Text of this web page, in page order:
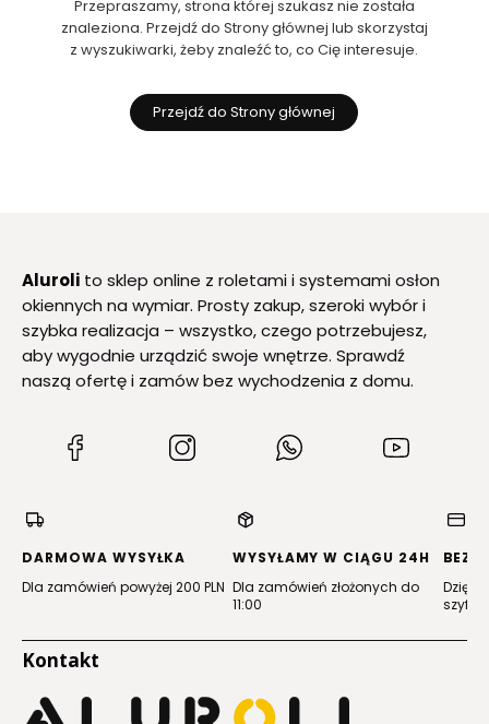
Przepraszamy, strona której szukasz nie została
znaleziona. Przejdź do Strony głównej lub skorzystaj
z wyszukiwarki, żeby znaleźć to, co Cię interesuje.
Przejdź do Strony głównej
Aluroli to sklep online z roletami i systemami osłon
okiennych na wymiar. Prosty zakup, szeroki wybór i
szybka realizacja – wszystko, czego potrzebujesz,
aby wygodnie urządzić swoje wnętrze. Sprawdź
naszą ofertę i zamów bez wychodzenia z domu.
karcie)
(Otwiera
nowej
karcie)
(Otwiera
karcie)
(Otwiera
nowej
karcie)
DARMOWA WYSYŁKA
Dla zamówień powyżej 200 PLN
WYSYŁAMY W CIĄGU 24H
Dla zamówień złożonych do
11:00
Dzięki
Kontakt